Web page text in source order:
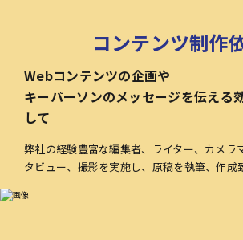
コンテンツ制作
Webコンテンツの企画や
キーパーソンのメッセージを伝える
して
弊社の経験豊富な編集者、ライター、カメラ
タビュー、撮影を実施し、原稿を執筆、作成